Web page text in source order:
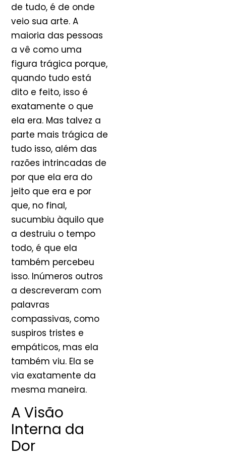
de tudo, é de onde
veio sua arte. A
maioria das pessoas
a vê como uma
figura trágica porque,
quando tudo está
dito e feito, isso é
exatamente o que
ela era. Mas talvez a
parte mais trágica de
tudo isso, além das
razões intrincadas de
por que ela era do
jeito que era e por
que, no final,
sucumbiu àquilo que
a destruiu o tempo
todo, é que ela
também percebeu
isso. Inúmeros outros
a descreveram com
palavras
compassivas, como
suspiros tristes e
empáticos, mas ela
também viu. Ela se
via exatamente da
mesma maneira.
A Visão
Interna da
Dor